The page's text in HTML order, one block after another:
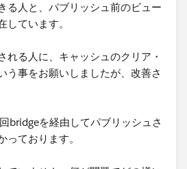
る人と、パブリッシュ前のビュー
しています。
れる人に、キャッシュのクリア・
う事をお願いしましたが、改善さ
bridgeを経由してパブリッシュさ
っております。